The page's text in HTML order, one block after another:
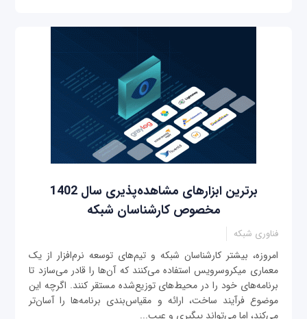
برترین ابزارهای مشاهده‌پذیری سال 1402
مخصوص کارشناسان شبکه
فناوری شبکه
امروزه، بیشتر کارشناسان شبکه و تیم‌های توسعه نرم‌افزار از یک
معماری میکروسرویس استفاده می‌کنند که آن‌ها را قادر می‌سازد تا
برنامه‌های خود را در محیط‌های توزیع‌شده مستقر کنند. اگرچه این
موضوع فرآیند ساخت، ارائه و مقیاس‌بندی برنامه‌ها را آسان‌تر
می‌کند، اما می‌تواند پیگیری و عیب‌...